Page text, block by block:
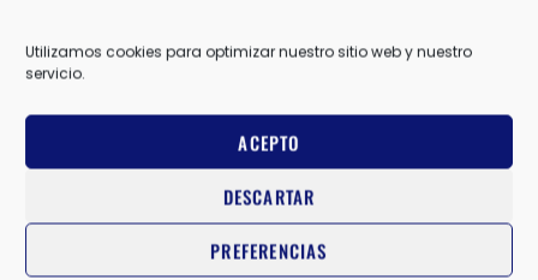
Utilizamos cookies para optimizar nuestro sitio web y nuestro
servicio.
ACEPTO
DESCARTAR
PREFERENCIAS
Información adicional
MARCAS MIZUNO
TALLA L,M,S,XL